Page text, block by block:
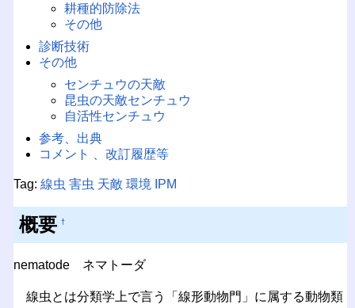
耕種的防除法
その他
診断技術
その他
センチュウの天敵
昆虫の天敵センチュウ
自活性センチュウ
参考、出典
コメント 、改訂履歴等
Tag: 線虫 害虫 天敵 環境 IPM
概要 †
nematode ネマトーダ
線虫とは分類学上で言う「線形動物門」に属する動物類